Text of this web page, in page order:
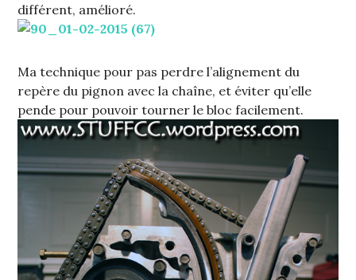
différent, amélioré.
Ma technique pour pas perdre l’alignement du
repère du pignon avec la chaîne, et éviter qu’elle
pende pour pouvoir tourner le bloc facilement.